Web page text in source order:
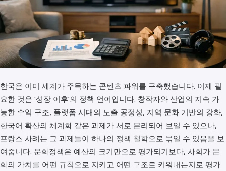
한국은 이미 세계가 주목하는 콘텐츠 파워를 구축했습니다. 이제 필
요한 것은 ‘성장 이후’의 정책 언어입니다. 창작자와 산업의 지속 가
능한 수익 구조, 플랫폼 시대의 노출 공정성, 지역 문화 기반의 강화,
한국어 확산의 체계화 같은 과제가 서로 분리되어 보일 수 있으나,
프랑스 사례는 그 과제들이 하나의 정책 철학으로 묶일 수 있음을 보
여줍니다. 문화정책은 예산의 크기만으로 평가되기보다, 사회가 문
화의 가치를 어떤 규칙으로 지키고 어떤 구조로 키워내는지로 평가